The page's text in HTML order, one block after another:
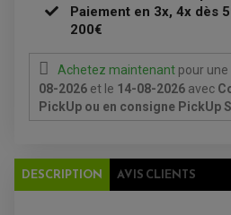
BAGAGERIE
BAGAGERIE SOUPLE
SUPPORT TOP CASE
SUPPORT VALISE LATERAL
REPOSE PIED QUAD
BAGAGERIE / TREUIL /
COFFRE / TOP CASE QUAD
TREUIL ET ATTELAGE QUAD-SSV
ENTRETIEN QUAD / SSV
ÉQUIPEMENT
ACCESSOIRES ÉLECTRIQUE
COMPTEUR D'HEURE
Paiement en 3x, 4x dès
200€
Achetez maintenant pour
08-2026 et le 14-08-2026 avec
PickUp ou en consigne PickUp
DESCRIPTION AVIS CLIENTS